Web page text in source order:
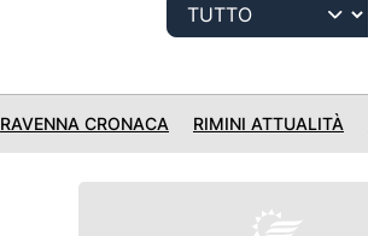
RAVENNA CRONACA RIMINI ATTUALITÀ